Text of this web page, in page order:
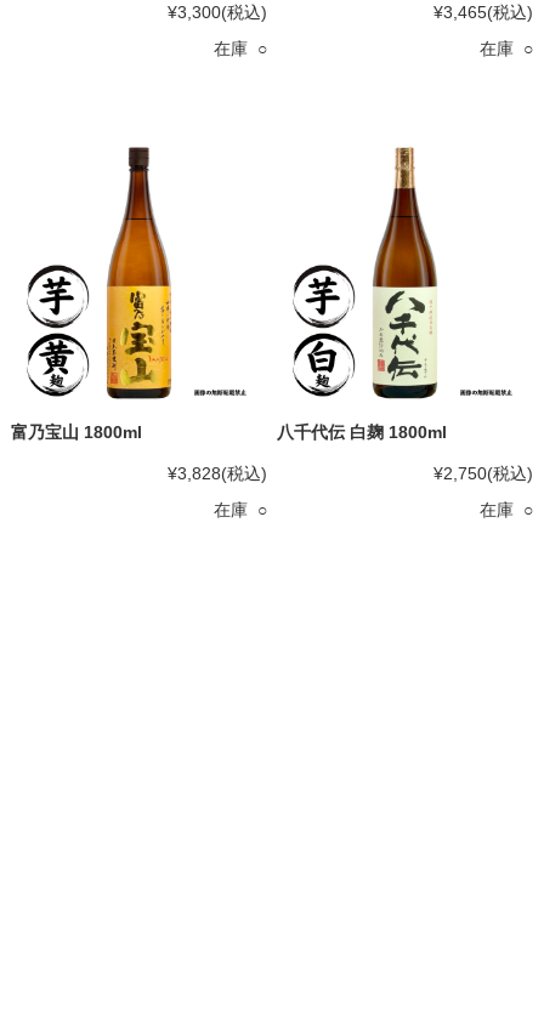
¥3,300(税込)
在庫 ○
¥3,465(税込)
在庫 ○
富乃宝山 1800ml
¥3,828(税込)
在庫 ○
八千代伝 白麹 1800ml
¥2,750(税込)
在庫 ○